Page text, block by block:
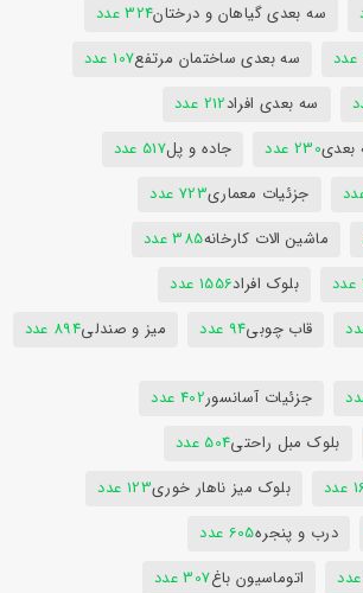
سه بعدی گیاهان و درختان324 عدد
سه بعدی ساختمان مرتفع107 عدد
سه بعدی افراد212 عدد
بعدی230 عدد جاده و پل517 عدد
جزئیات معماری723 عدد
ماشین الات کارخانه385 عدد
بلوک افراد1556 عدد
قاب چوبی94 عدد میز و صندلی894 عدد
جزئیات آسانسور402 عدد
بلوک مبل راحتی504 عدد
بلوک میز ناهار خوری123 عدد
درب و پنجره605 عدد
اتوماسیون باغ307 عدد